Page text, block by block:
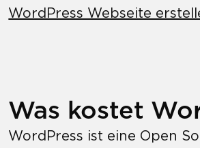
WordPress Webseite
Was kostet
WordPress ist eine Open